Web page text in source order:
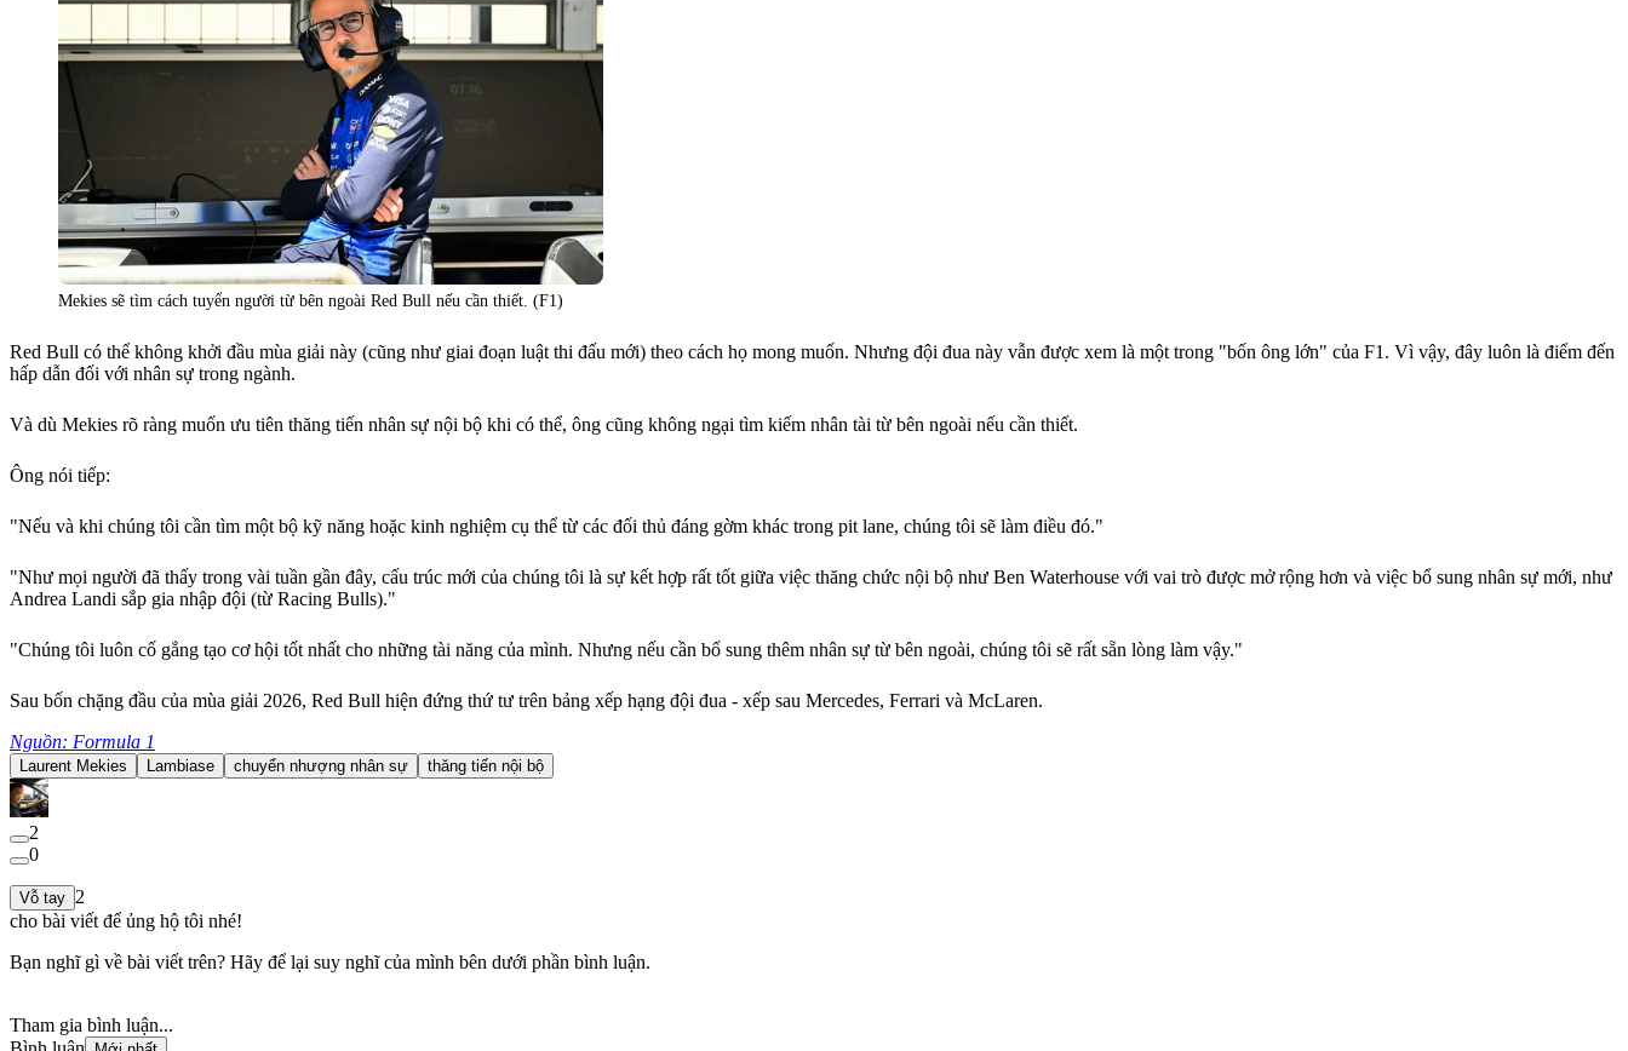
Mekies sẽ tìm cách tuyển người từ bên ngoài Red Bull nếu cần thiết. (F1)
Red Bull có thể không khởi đầu mùa giải này (cũng như giai đoạn luật thi đấu mới) theo cách họ mong muốn. Nhưng đội đua này vẫn được xem là một trong "bốn ông lớn" của F1. Vì vậy, đây luôn là điểm đến
hấp dẫn đối với nhân sự trong ngành.
Và dù Mekies rõ ràng muốn ưu tiên thăng tiến nhân sự nội bộ khi có thể, ông cũng không ngại tìm kiếm nhân tài từ bên ngoài nếu cần thiết.
Ông nói tiếp:
"Nếu và khi chúng tôi cần tìm một bộ kỹ năng hoặc kinh nghiệm cụ thể từ các đối thủ đáng gờm khác trong pit lane, chúng tôi sẽ làm điều đó."
"Như mọi người đã thấy trong vài tuần gần đây, cấu trúc mới của chúng tôi là sự kết hợp rất tốt giữa việc thăng chức nội bộ như Ben Waterhouse với vai trò được mở rộng hơn và việc bổ sung nhân sự mới, như
Andrea Landi sắp gia nhập đội (từ Racing Bulls)."
"Chúng tôi luôn cố gắng tạo cơ hội tốt nhất cho những tài năng của mình. Nhưng nếu cần bổ sung thêm nhân sự từ bên ngoài, chúng tôi sẽ rất sẵn lòng làm vậy."
Sau bốn chặng đầu của mùa giải 2026, Red Bull hiện đứng thứ tư trên bảng xếp hạng đội đua - xếp sau Mercedes, Ferrari và McLaren.
Nguồn: Formula 1
Laurent Mekies Lambiase chuyển nhượng nhân sự thăng tiến nội bộ
2
0
Vỗ tay 2
cho bài viết để ủng hộ tôi nhé!
Bạn nghĩ gì về bài viết trên? Hãy để lại suy nghĩ của mình bên dưới phần bình luận.
Tham gia bình luận...